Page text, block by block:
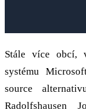
Stále více obcí,
systému
source
Radolfshausen